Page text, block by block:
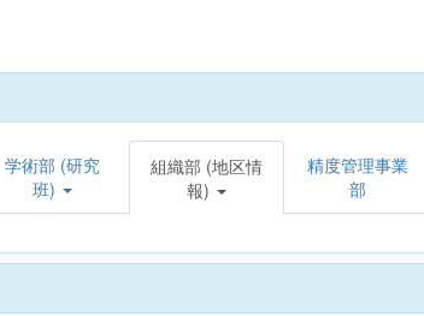
学術部 (研究
班)
組織部 (地区情
報)
精度管理事業
部